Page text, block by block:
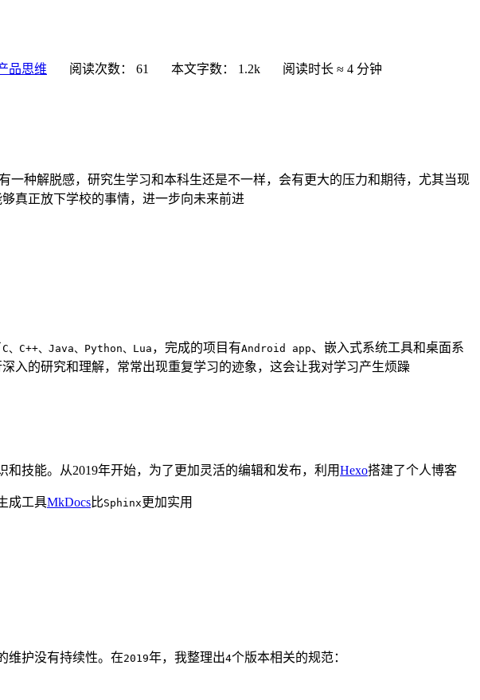
品思维 阅读次数： 61 本文字数： 1.2k 阅读时长 ≈ 4 分钟
种解脱感，研究生学习和本科生还是不一样，会有更大的压力和期待，尤其当现
真正放下学校的事情，进一步向未来前进
C、C++、Java、Python、Lua ，完成的项目有Android app、嵌入式系统工具和桌面系
入的研究和理解，常常出现重复学习的迹象，这会让我对学习产生烦躁
技能。从2019年开始，为了更加灵活的编辑和发布，利用Hexo搭建了个人博客
成工具MkDocs比Sphinx 更加实用
维护没有持续性。在2019年，我整理出4个版本相关的规范：